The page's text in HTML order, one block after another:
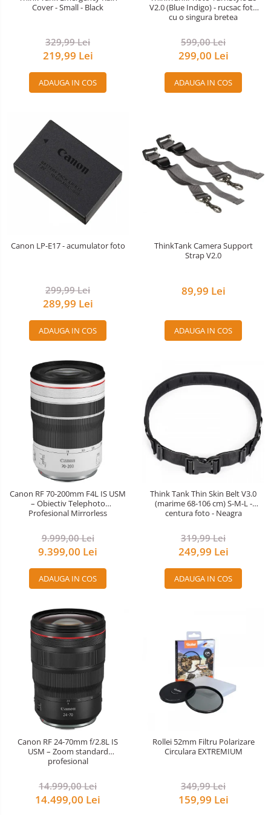
Huse protectie card memorie
Telecomenzi
Recordere audio digitale
Acumulatori Foto
Acumulatori AA/AAA (R6/R3)) si
incarcatoare
Baterii
Incarcatoare acumulatori Foto-
Huse protectie acumulatori foto
Adaptoare pentru convertoare sau
Carcase de tip Cage, pentru
integrare in sisteme video
complexe
Huse de ploaie
Microfoane / Reportofoane
Nivela patina
Ocular
Transmitator de fisiere fara fir
Accesorii diverse
Genti foto
Genti Holster TopLoader
Genti, Troller Video
Rucsacuri Foto
Only One Shoulder - SlingShot
Tocuri si huse protectie aparate
Hamuri si Centuri foto
Curele Aparat - Umar
Genti Laptop si iPad
Hand Strap / Grip
Troller
Accesorii genti si trollere
Solid-State Drive (SSD)
Video / Camere si accesorii
Camere video profesionale
Camere video de actiune
Cover - Small - Black
329,99 Lei
219,99 Lei
ADAUGA IN COS
V2.0 (Blue Indigo) - rucsac foto
cu o singura bretea
599,00 Lei
299,00 Lei
ADAUGA IN COS
Canon LP-E17 - acumulator foto
299,99 Lei
289,99 Lei
ADAUGA IN COS
ThinkTank Camera Support
Strap V2.0
89,99 Lei
ADAUGA IN COS
Canon RF 70-200mm F4L IS USM
– Obiectiv Telephoto
Profesional Mirrorless
9.999,00 Lei
9.399,00 Lei
ADAUGA IN COS
Think Tank Thin Skin Belt V3.0
(marime 68-106 cm) S-M-L -
centura foto - Neagra
319,99 Lei
249,99 Lei
ADAUGA IN COS
Canon RF 24-70mm f/2.8L IS
USM – Zoom standard
profesional
14.999,00 Lei
14.499,00 Lei
Rollei 52mm Filtru Polarizare
Circulara EXTREMIUM
349,99 Lei
159,99 Lei